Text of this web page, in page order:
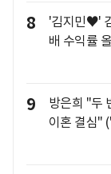
8
'김지민♥'
배 수익률
9
방은희 "두
이혼 결심"